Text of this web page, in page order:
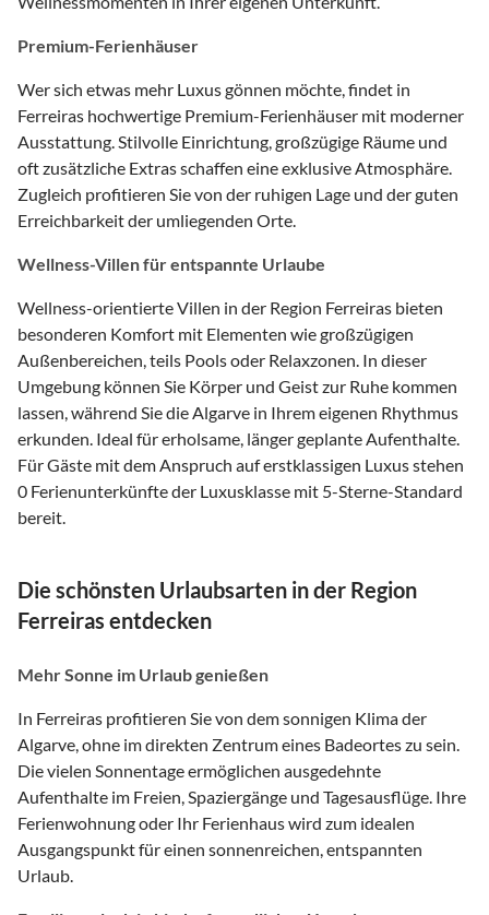
Premium-Ferienhäuser
Wer sich etwas mehr Luxus gönnen möchte, findet in
Ferreiras hochwertige Premium-Ferienhäuser mit moderner
Ausstattung. Stilvolle Einrichtung, großzügige Räume und
oft zusätzliche Extras schaffen eine exklusive Atmosphäre.
Zugleich profitieren Sie von der ruhigen Lage und der guten
Erreichbarkeit der umliegenden Orte.
Wellness-Villen für entspannte Urlaube
Wellness-orientierte Villen in der Region Ferreiras bieten
besonderen Komfort mit Elementen wie großzügigen
Außenbereichen, teils Pools oder Relaxzonen. In dieser
Umgebung können Sie Körper und Geist zur Ruhe kommen
lassen, während Sie die Algarve in Ihrem eigenen Rhythmus
erkunden. Ideal für erholsame, länger geplante Aufenthalte.
Für Gäste mit dem Anspruch auf erstklassigen Luxus stehen
0 Ferienunterkünfte der Luxusklasse mit 5-Sterne-Standard
bereit.
Die schönsten Urlaubsarten in der Region
Ferreiras entdecken
Mehr Sonne im Urlaub genießen
In Ferreiras profitieren Sie von dem sonnigen Klima der
Algarve, ohne im direkten Zentrum eines Badeortes zu sein.
Die vielen Sonnentage ermöglichen ausgedehnte
Aufenthalte im Freien, Spaziergänge und Tagesausflüge. Ihre
Ferienwohnung oder Ihr Ferienhaus wird zum idealen
Ausgangspunkt für einen sonnenreichen, entspannten
Urlaub.